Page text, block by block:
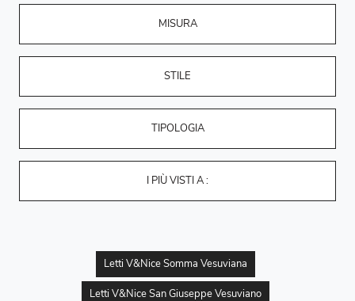
MISURA
STILE
TIPOLOGIA
I PIÙ VISTI A :
Letti V&Nice Somma Vesuviana
Letti V&Nice San Giuseppe Vesuviano